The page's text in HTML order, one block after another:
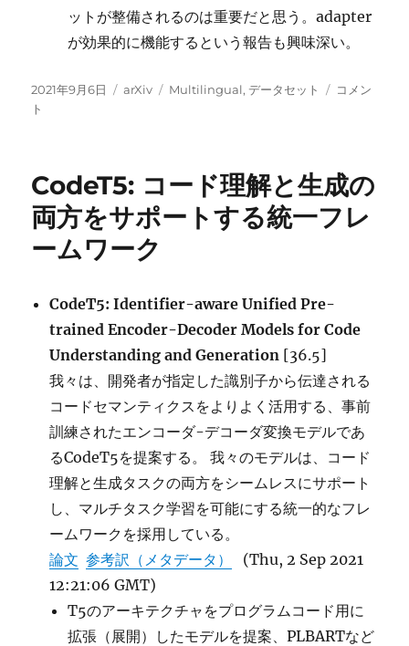
ットが整備されるのは重要だと思う。adapter
が効果的に機能するという報告も興味深い。
投
稿
2021年9月6日
カ
arXiv
タ
Multilingual,データセット
ョ
ト
ガ
Tranfer
た
め
の
ー
タ
ト
コメン
ト
CodeT5: コード理解と生成の
両方をサポートする統一フレ
ームワーク
CodeT5: Identifier-aware Unified Pre-
trained Encoder-Decoder Models for Code
Understanding and Generation [36.5]
我々は、開発者が指定した識別子から伝達される
コードセマンティクスをよりよく活用する、事前
訓練されたエンコーダ-デコーダ変換モデルであ
るCodeT5を提案する。 我々のモデルは、コード
理解と生成タスクの両方をシームレスにサポート
し、マルチタスク学習を可能にする統一的なフレ
ームワークを採用している。
論文 参考訳（メタデータ）
(Thu, 2 Sep 2021
12:21:06 GMT)
T5のアーキテクチャをプログラムコード用に
拡張（展開）したモデルを提案、PLBARTなど